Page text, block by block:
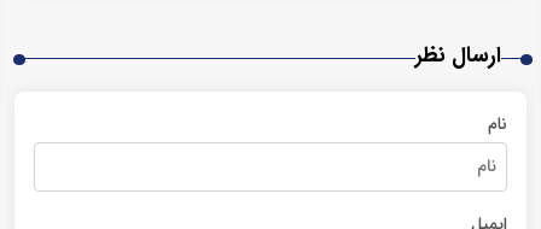
ارسال نظر
نام
ایمیل